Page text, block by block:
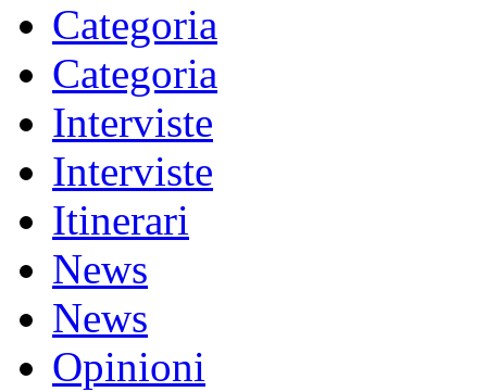
Categoria
Categoria
Interviste
Interviste
Itinerari
News
News
Opinioni